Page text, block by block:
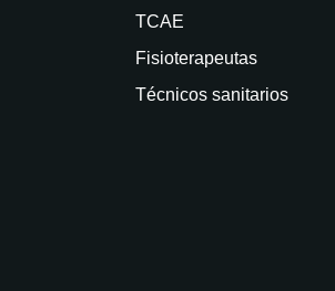
TCAE
Fisioterapeutas
Técnicos sanitarios